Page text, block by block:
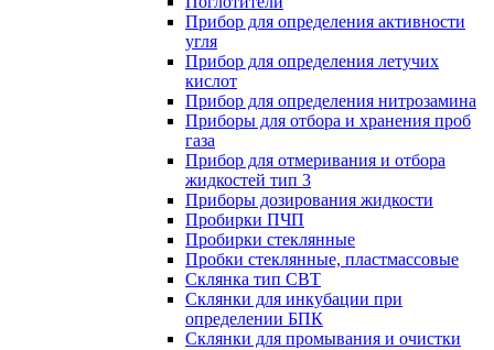
Прибор для определения активности
угля
Прибор для определения летучих
кислот
Прибор для определения нитрозамина
Приборы для отбора и хранения проб
газа
Прибор для отмеривания и отбора
жидкостей тип 3
Приборы дозирования жидкости
Пробирки ПЧП
Пробирки стеклянные
Пробки стеклянные, пластмассовые
Склянка тип СВТ
Склянки для инкубации при
определении БПК
Склянки для промывания и очистки